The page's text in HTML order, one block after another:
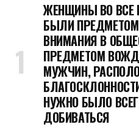
ЖЕНЩИНЫ ВО ВСЕ
БЫЛИ
ВНИМАНИЯ В
ПРЕДМЕТОМ
МУЖЧИН,
НУЖНО БЫЛО
ДОБИВАТЬСЯ